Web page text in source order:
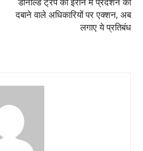
डोनाल्ड ट्रंप का ईरान में प्रदर्शन को
दबाने वाले अधिकारियों पर एक्शन, अब
लगाए ये प्रतिबंध